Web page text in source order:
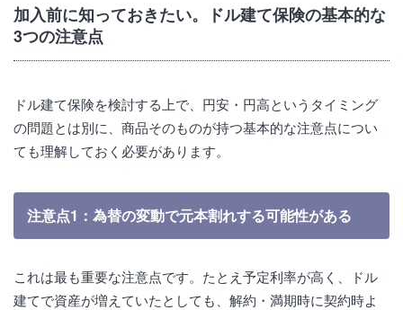
加入前に知っておきたい。ドル建て保険の基本的な
3つの注意点
ドル建て保険を検討する上で、円安・円高というタイミング
の問題とは別に、商品そのものが持つ基本的な注意点につい
ても理解しておく必要があります。
注意点1：為替の変動で元本割れする可能性がある
これは最も重要な注意点です。たとえ予定利率が高く、ドル
建てで資産が増えていたとしても、解約・満期時に契約時よ